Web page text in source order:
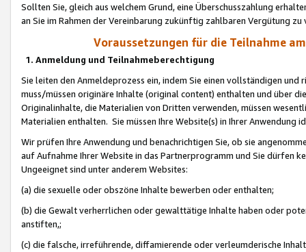
Sollten Sie, gleich aus welchem Grund, eine Überschusszahlung
an Sie im Rahmen der Vereinbarung zukünftig zahlbaren Vergütung zu
Voraussetzungen für die Teilnahme
1. Anmeldung und Teilnahmeberechtigung
Sie leiten den Anmeldeprozess ein, indem Sie einen vollständigen
muss/müssen originäre Inhalte (original content) enthalten und über
Originalinhalte, die Materialien von Dritten verwenden, müssen
Materialien enthalten. Sie müssen Ihre Website(s) in Ihrer Anwendung
Wir prüfen Ihre Anwendung und benachrichtigen Sie, ob sie
auf Aufnahme Ihrer Website in das Partnerprogramm und Sie dürfen
Ungeeignet sind unter anderem Websites:
(a) die sexuelle oder obszöne Inhalte bewerben oder enthalten;
(b) die Gewalt verherrlichen oder gewalttätige Inhalte haben oder
anstiften,;
(c) die falsche, irreführende, diffamierende oder verleumderische